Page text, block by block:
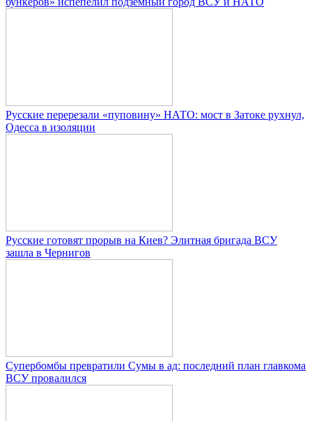
Русские перерезали «пуповину» НАТО: мост в Затоке рухнул,
Одесса в изоляции
Русские готовят прорыв на Киев? Элитная бригада ВСУ
зашла в Чернигов
Супербомбы превратили Сумы в ад: последний план главкома
ВСУ провалился